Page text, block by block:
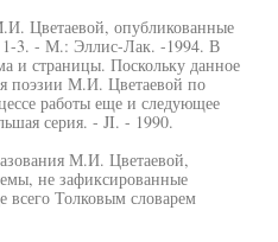
Цветаевой, опубликованные
3. - М.: Эллис-Лак. -1994. В
и страницы. Поскольку данное
поэзии М.И. Цветаевой по
работы еще и следующее
серия. - JI. - 1990.
М.И. Цветаевой,
не зафиксированные
Толковым словарем